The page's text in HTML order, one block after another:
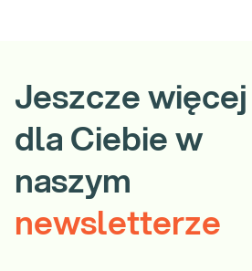
Jeszcze więcej
dla Ciebie w
naszym
newsletterze